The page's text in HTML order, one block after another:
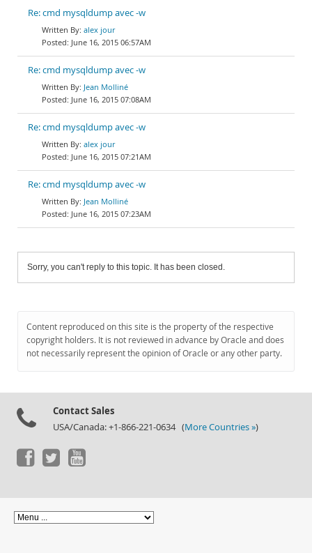
Re: cmd mysqldump avec -w
alex jour
June 16, 2015 06:57AM
Re: cmd mysqldump avec -w
Jean Molliné
June 16, 2015 07:08AM
Re: cmd mysqldump avec -w
alex jour
June 16, 2015 07:21AM
Re: cmd mysqldump avec -w
Jean Molliné
June 16, 2015 07:23AM
Sorry, you can't reply to this topic. It has been closed.
Content reproduced on this site is the property of the respective
copyright holders. It is not reviewed in advance by Oracle and does
not necessarily represent the opinion of Oracle or any other party.
Contact Sales
USA/Canada: +1-866-221-0634 (More Countries »)